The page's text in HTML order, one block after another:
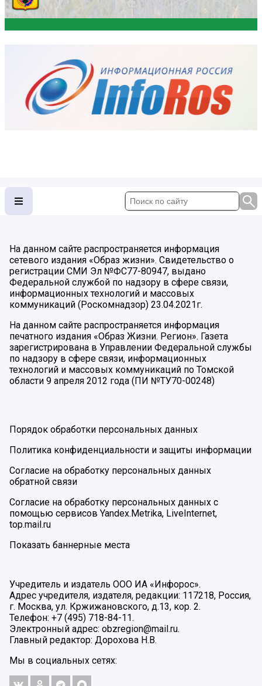
На данном сайте распространяется информация
сетевого издания «Образ жизни». Свидетельство о
регистрации СМИ Эл №ФС77-80947, выдано
Федеральной службой по надзору в сфере связи,
информационных технологий и массовых
коммуникаций (Роскомнадзор) 23.04.2021г.
На данном сайте распространяется информация
печатного издания «Образ Жизни. Регион». Газета
зарегистрирована в Управлении Федеральной службы
по надзору в сфере связи, информационных
технологий и массовых коммуникаций по Томской
области 9 апреля 2012 года (ПИ №ТУ70-00248)
Порядок обработки персональных данных
Политика конфиденциальности и защиты информации
Согласие на обработку персональных данных
обратной связи
Согласие на обработку персональных данных с
помощью сервисов Yandex.Metrika, LiveInternet,
top.mail.ru
Показать баннерные места
Учредитель и издатель ООО ИА «Инфорос».
Адрес учредителя, издателя, редакции: 117218, Россия,
г. Москва, ул. Кржижановского, д.13, кор. 2.
Телефон: +7 (495) 718-84-11.
Электронный адрес: obzregion@mail.ru.
Главный редактор: Дорохова Н.В.
Мы в социальных сетях: